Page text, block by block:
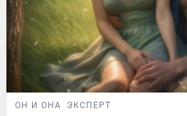
ОН И ОНА ЭКСПЕРТ